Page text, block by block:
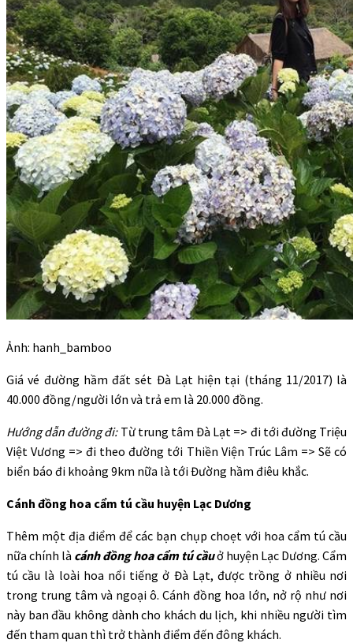
Ảnh: hanh_bamboo
Giá vé đường hầm đất sét Đà Lạt hiện tại (tháng 11/2017) là
40.000 đồng/người lớn và trả em là 20.000 đồng.
Hướng dẫn đường đi:Từ trung tâm Đà Lạt => đi tới đường Triệu
Việt Vương => đi theo đường tới Thiền Viện Trúc Lâm => Sẽ có
biển báo đi khoảng 9km nữa là tới Đường hầm điêu khắc.
Cánh đồng hoa cẩm tú cầu huyện Lạc Dương
Thêm một địa điểm để các bạn chụp choẹt với hoa cẩm tú cầu
nữa chính là cánh đồng hoa cẩm tú cầuở huyện Lạc Dương. Cẩm
tú cầu là loài hoa nổi tiếng ở Đà Lạt, được trồng ở nhiều nơi
trong trung tâm và ngoại ô. Cánh đồng hoa lớn, nở rộ như nơi
này ban đầu không dành cho khách du lịch, khi nhiều người tìm
đến tham quan thì trở thành điểm đến đông khách.